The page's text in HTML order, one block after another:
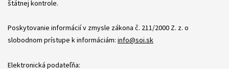
štátnej kontrole.
Poskytovanie informácií v zmysle zákona č. 211/2000 Z. z. o
slobodnom prístupe k informáciám: info@soi.sk
Elektronická podateľňa: